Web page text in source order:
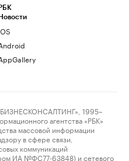
РБК
Новости
1995–
агентства «РБК»
массовой информации
в сфере связи,
коммуникаций
ИА №ФС77-63848) и сетевого